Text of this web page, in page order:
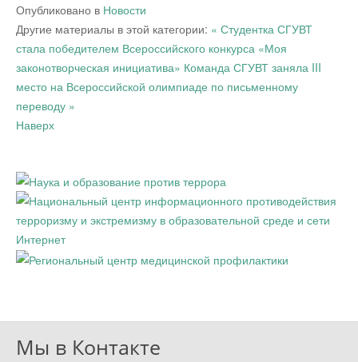
Опубликовано в Новости
Другие материалы в этой категории: « Студентка СГУВТ
стала победителем Всероссийского конкурса «Моя
законотворческая инициатива» Команда СГУВТ заняла III
место на Всероссийской олимпиаде по письменному
переводу »
Наверх
Мы в Контакте